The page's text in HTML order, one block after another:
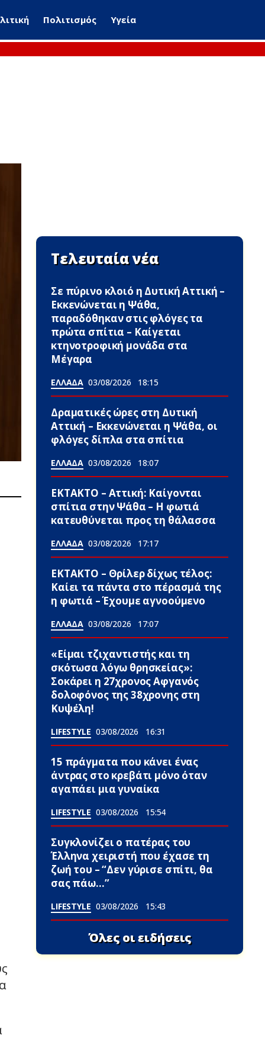
Πολιτισμός Υγεία
Τελευταία νέα
Σε πύρινο κλοιό η Δυτική Αττική –
Εκκενώνεται η Ψάθα,
παραδόθηκαν στις φλόγες τα
πρώτα σπίτια – Καίγεται
κτηνοτροφική μονάδα στα
Μέγαρα
ΕΛΛΑΔΑ 03/08/2026 18:15
Δραματικές ώρες στη Δυτική
Αττική – Εκκενώνεται η Ψάθα, οι
φλόγες δίπλα στα σπίτια
ΕΛΛΑΔΑ 03/08/2026 18:07
ΕΚΤΑΚΤΟ – Αττική: Καίγονται
σπίτια στην Ψάθα – Η φωτιά
κατευθύνεται προς τη θάλασσα
ΕΛΛΑΔΑ 03/08/2026 17:17
ΕΚΤΑΚΤΟ – Θρίλερ δίχως τέλος:
Καίει τα πάντα στο πέρασμά της
η φωτιά – Έχουμε αγνοούμενο
ΕΛΛΑΔΑ 03/08/2026 17:07
«Είμαι τζιχαντιστής και τη
σκότωσα λόγω θρησκείας»:
Σοκάρει η 27χρονος Αφγανός
δολοφόνος της 38χρονης στη
Κυψέλη!
LIFESTYLE 03/08/2026 16:31
15 πράγματα που κάνει ένας
άντρας στο κρεβάτι μόνο όταν
αγαπάει μια γυναίκα
LIFESTYLE 03/08/2026 15:54
Συγκλονίζει ο πατέρας του
Έλληνα χειριστή που έχασε τη
ζωή του – “Δεν γύρισε σπίτι, θα
σας πάω…”
LIFESTYLE 03/08/2026 15:43
Όλες οι ειδήσεις